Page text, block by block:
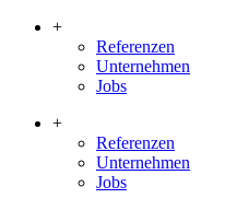
+
Referenzen
Unternehmen
Jobs
+
Referenzen
Unternehmen
Jobs